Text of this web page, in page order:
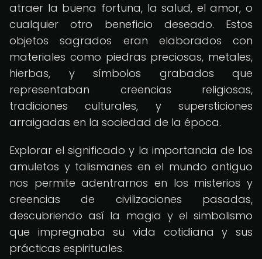
atraer la buena fortuna, la salud, el amor, o
cualquier otro beneficio deseado. Estos
objetos sagrados eran elaborados con
materiales como piedras preciosas, metales,
hierbas, y símbolos grabados que
representaban creencias religiosas,
tradiciones culturales, y supersticiones
arraigadas en la sociedad de la época.
Explorar el significado y la importancia de los
amuletos y talismanes en el mundo antiguo
nos permite adentrarnos en los misterios y
creencias de civilizaciones pasadas,
descubriendo así la magia y el simbolismo
que impregnaba su vida cotidiana y sus
prácticas espirituales.